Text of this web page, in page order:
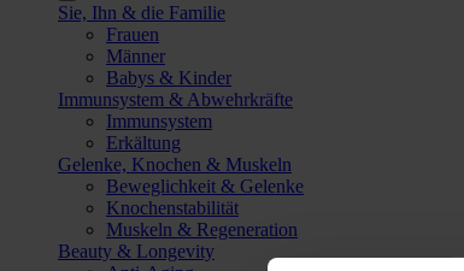
Sie, Ihn & die Familie
Frauen
Männer
Babys & Kinder
Immunsystem & Abwehrkräfte
Immunsystem
Erkältung
Gelenke, Knochen & Muskeln
Beweglichkeit & Gelenke
Knochenstabilität
Muskeln & Regeneration
Beauty & Longevity